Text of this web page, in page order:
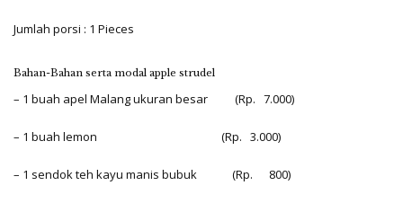
Jumlah porsi : 1 Pieces
Bahan-Bahan serta modal apple strudel
– 1 buah apel Malang ukuran besar (Rp. 7.000)
– 1 buah lemon (Rp. 3.000)
– 1 sendok teh kayu manis bubuk (Rp. 800)